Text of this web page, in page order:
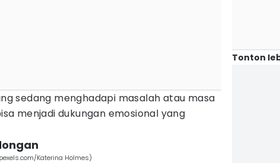
sedang menghadapi masalah atau masa
menjadi dukungan emosional yang
Katerina Holmes)
Tonton